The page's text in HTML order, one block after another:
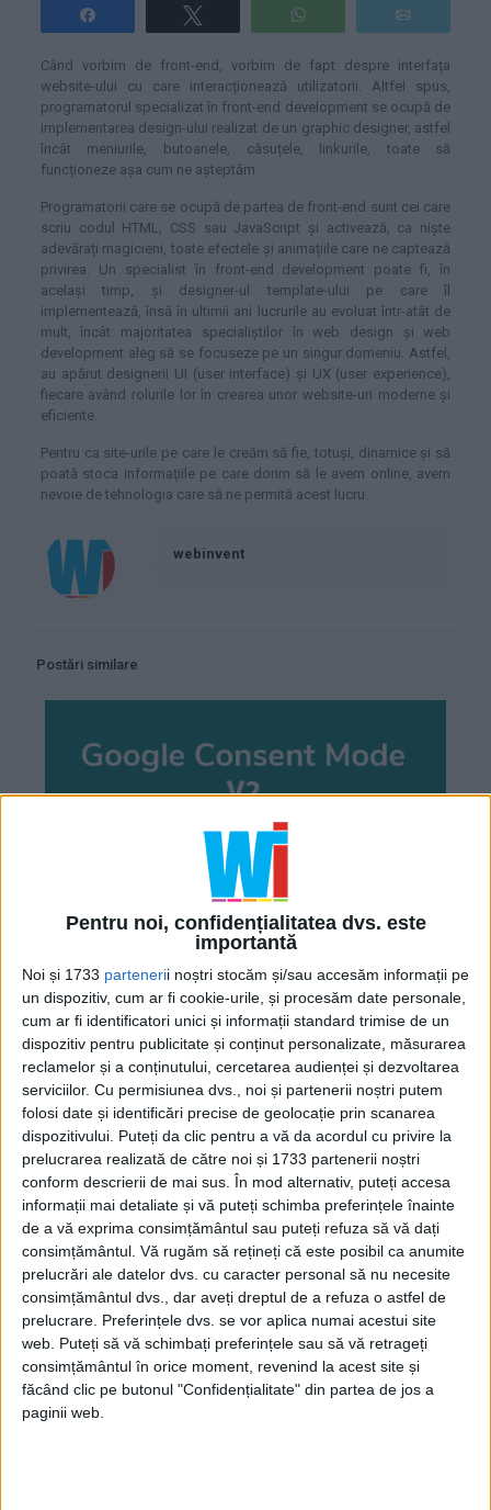
Pentru noi, confidențialitatea dvs. este
importantă
Noi și 1733 partenerii noștri stocăm și/sau accesăm informații pe
un dispozitiv, cum ar fi cookie-urile, și procesăm date personale,
cum ar fi identificatori unici și informații standard trimise de un
dispozitiv pentru publicitate și conținut personalizate, măsurarea
reclamelor și a conținutului, cercetarea audienței și dezvoltarea
serviciilor. Cu permisiunea dvs., noi și partenerii noștri putem
folosi date și identificări precise de geolocație prin scanarea
dispozitivului. Puteți da clic pentru a vă da acordul cu privire la
prelucrarea realizată de către noi și 1733 partenerii noștri
conform descrierii de mai sus. În mod alternativ, puteți accesa
informații mai detaliate și vă puteți schimba preferințele înainte
de a vă exprima consimțământul sau puteți refuza să vă dați
consimțământul. Vă rugăm să rețineți că este posibil ca anumite
prelucrări ale datelor dvs. cu caracter personal să nu necesite
consimțământul dvs., dar aveți dreptul de a refuza o astfel de
prelucrare. Preferințele dvs. se vor aplica numai acestui site
web. Puteți să vă schimbați preferințele sau să vă retrageți
consimțământul în orice moment, revenind la acest site și
făcând clic pe butonul "Confidențialitate" din partea de jos a
paginii web.
WhatsApp
Când vorbim de front-end, vorbim de fapt despre interfața
website-ului cu care interacționează utilizatorii. Altfel spus,
programatorul specializat în front-end development se ocupă de
implementarea design-ului realizat de un graphic designer, astfel
încât meniurile, butoanele, căsuțele, linkurile, toate să
funcționeze așa cum ne așteptăm.
Programatorii care se ocupă de partea de front-end sunt cei care
scriu codul HTML, CSS sau JavaScript și activează, ca niște
adevărați magicieni, toate efectele și animațiile care ne captează
privirea. Un specialist în front-end development poate fi, în
același timp, și designer-ul template-ului pe care îl
implementează, însă în ultimii ani lucrurile au evoluat într-atât de
mult, încât majoritatea specialiștilor în web design și web
development aleg să se focuseze pe un singur domeniu. Astfel,
au apărut designerii UI (user interface) și UX (user experience),
fiecare având rolurile lor în crearea unor website-uri moderne și
eficiente.
Pentru ca site-urile pe care le creăm să fie, totuși, dinamice și să
poată stoca informațiile pe care dorim să le avem online, avem
nevoie de tehnologia care să ne permită acest lucru.
webinvent
Postări similare
29 februarie 2024
Ce este Google Consent Mode V2 și cum se implementează?
Citește mai mult